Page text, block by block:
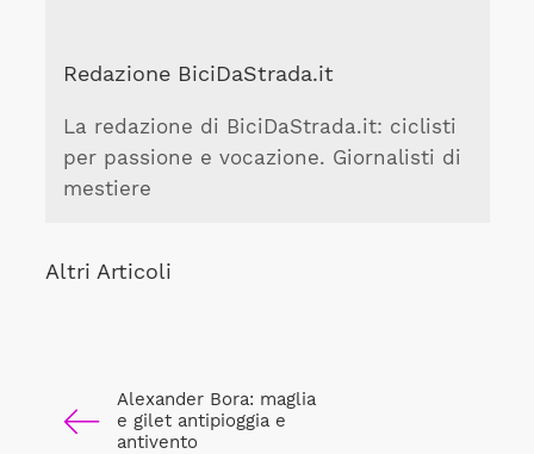
Redazione BiciDaStrada.it
La redazione di BiciDaStrada.it: ciclisti
per passione e vocazione. Giornalisti di
mestiere
Altri Articoli
Alexander Bora: maglia
e gilet antipioggia e
antivento